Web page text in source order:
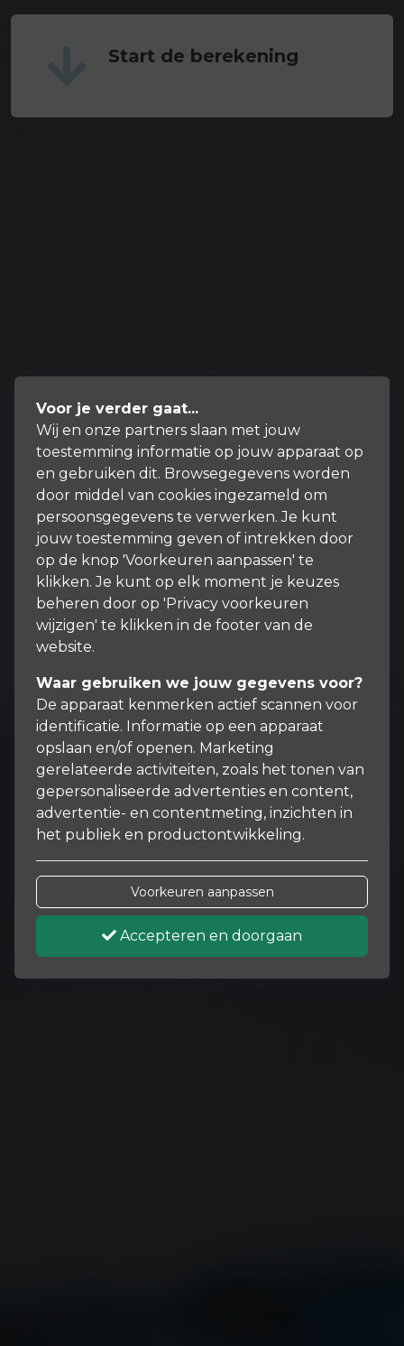
Start de berekening
Voor je verder gaat...
Wij en onze partners slaan met jouw
toestemming informatie op jouw apparaat op
en gebruiken dit. Browsegegevens worden
door middel van cookies ingezameld om
persoonsgegevens te verwerken. Je kunt
jouw toestemming geven of intrekken door
op de knop 'Voorkeuren aanpassen' te
klikken. Je kunt op elk moment je keuzes
beheren door op 'Privacy voorkeuren
wijzigen' te klikken in de footer van de
website.
Waar gebruiken we jouw gegevens voor?
De apparaat kenmerken actief scannen voor
identificatie. Informatie op een apparaat
opslaan en/of openen. Marketing
gerelateerde activiteiten, zoals het tonen van
gepersonaliseerde advertenties en content,
advertentie- en contentmeting, inzichten in
het publiek en productontwikkeling.
Voorkeuren aanpassen
Accepteren en doorgaan